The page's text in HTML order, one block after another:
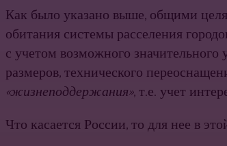
Как было указано выше, общими
обитания системы расселения
с учетом возможного
размеров, технического
«жизнеподдержания», т.е. учет
Что касается России, то для нее в